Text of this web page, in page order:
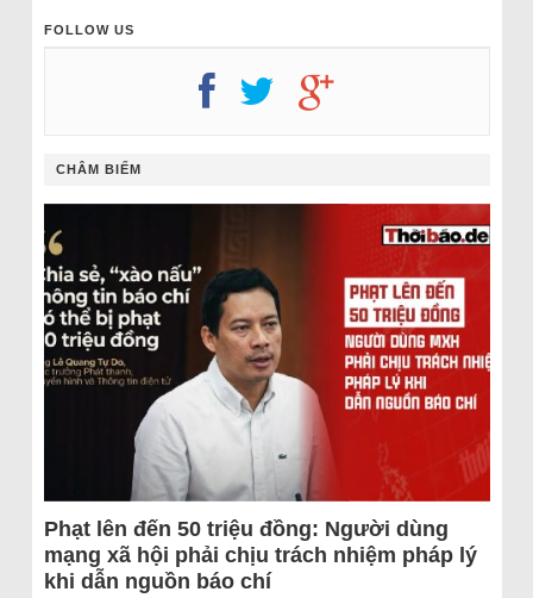
FOLLOW US
CHÂM BIẾM
Phạt lên đến 50 triệu đồng: Người dùng
mạng xã hội phải chịu trách nhiệm pháp lý
khi dẫn nguồn báo chí